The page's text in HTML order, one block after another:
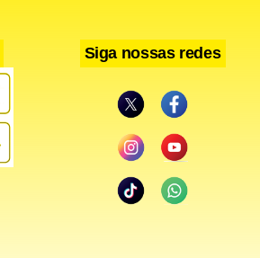
Siga nossas redes